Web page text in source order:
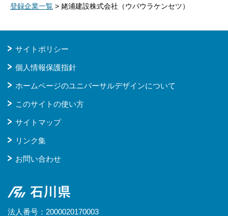
登録企業一覧 > 姥浦建設株式会社（ウバウラケンセツ）
サイトポリシー
個人情報保護指針
ホームページのユニバーサルデザインについて
このサイトの使い方
サイトマップ
リンク集
お問い合わせ
石川県
法人番号：2000020170003